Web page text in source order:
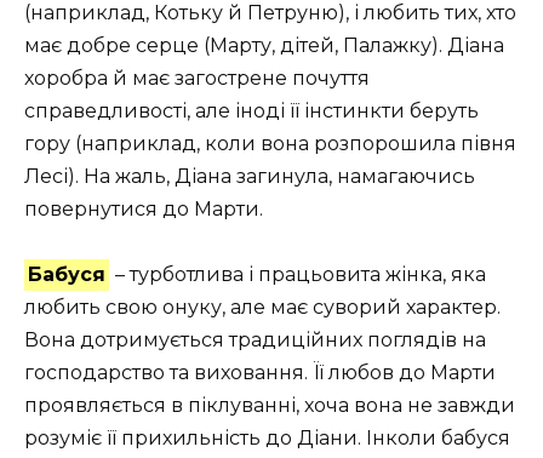
(наприклад, Котьку й Петруню), і любить тих, хто
має добре серце (Марту, дітей, Палажку). Діана
хоробра й має загострене почуття
справедливості, але іноді її інстинкти беруть
гору (наприклад, коли вона розпорошила півня
Лесі). На жаль, Діана загинула, намагаючись
повернутися до Марти.
Бабуся – турботлива і працьовита жінка, яка
любить свою онуку, але має суворий характер.
Вона дотримується традиційних поглядів на
господарство та виховання. Її любов до Марти
проявляється в піклуванні, хоча вона не завжди
розуміє її прихильність до Діани. Інколи бабуся